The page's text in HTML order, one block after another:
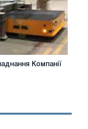
Компанії